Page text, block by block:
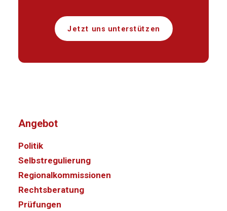
Jetzt uns unterstützen
Angebot
Politik
Selbstregulierung
Regionalkommissionen
Rechtsberatung
Prüfungen